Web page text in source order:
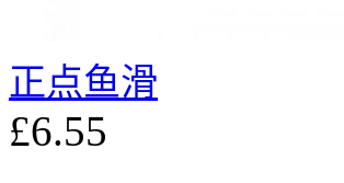
正点鱼滑
£6.55